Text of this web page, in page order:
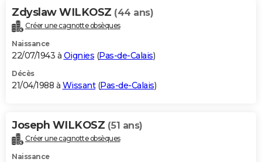
Zdyslaw WILKOSZ (44 ans)
Créer une cagnotte obsèques
Naissance
22/07/1943 à Oignies (Pas-de-Calais)
Décès
21/04/1988 à Wissant(Pas-de-Calais)
Joseph WILKOSZ (51 ans)
Créer une cagnotte obsèques
Naissance